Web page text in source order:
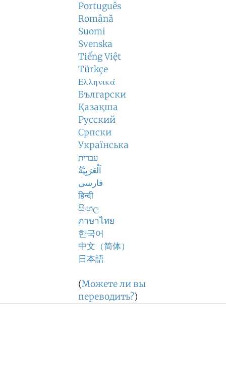
Português
Română
Suomi
Svenska
Tiếng Việt
Türkçe
Ελληνικά
Български
Қазақша
Русский
Српски
Українська
עברית
اَلْعَرَبِيَّةُ
فارسی
हिन्दी
සිංහල
ภาษาไทย
한국어
中文（简体）
日本語
(Можете ли вы
переводить?)